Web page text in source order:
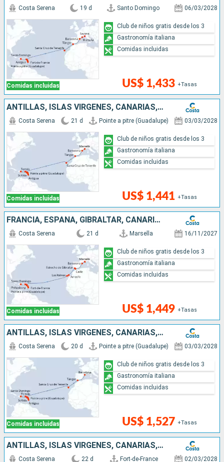
Comidas incluidas
Costa Serena 19 d Santo Domingo 06/03/2028
US$ 1,433 +Tasas
Club de niños gratis desde los 3
Gastronomía italiana
Comidas incluidas
ANTILLAS, ISLAS VÍRGENES, CANARIAS, MARRUECOS, ESPAÑA, FRANCIA
Comidas incluidas
Costa Serena 21 d Pointe a pitre (Guadalupe) 03/03/2028
US$ 1,441 +Tasas
Club de niños gratis desde los 3
Gastronomía italiana
Comidas incluidas
FRANCIA, ESPAÑA, GIBRALTAR, CANARIAS, ANTILLAS, ISLAS VÍRGENES
Comidas incluidas
Costa Serena 21 d Marsella 16/11/2027
US$ 1,449 +Tasas
Club de niños gratis desde los 3
Gastronomía italiana
Comidas incluidas
ANTILLAS, ISLAS VÍRGENES, CANARIAS, MARRUECOS, ESPAÑA
Comidas incluidas
Costa Serena 20 d Pointe a pitre (Guadalupe) 03/03/2028
US$ 1,527 +Tasas
Club de niños gratis desde los 3
Gastronomía italiana
Comidas incluidas
ANTILLAS, ISLAS VÍRGENES, CANARIAS, MARRUECOS, ESPAÑA, FRANCIA
Costa Serena 22 d Fort-de-France 02/03/2028